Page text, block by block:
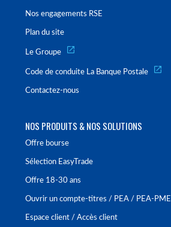
Nos engagements RSE
Plan du site
Le Groupe
Code de conduite La Banque Postale
Contactez-nous
NOS PRODUITS & NOS SOLUTIONS
Offre bourse
Sélection EasyTrade
Offre 18-30 ans
Ouvrir un compte-titres / PEA / PEA-PME
Espace client / Accès client